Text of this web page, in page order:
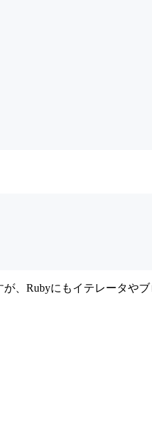
、Rubyにもイテレータや